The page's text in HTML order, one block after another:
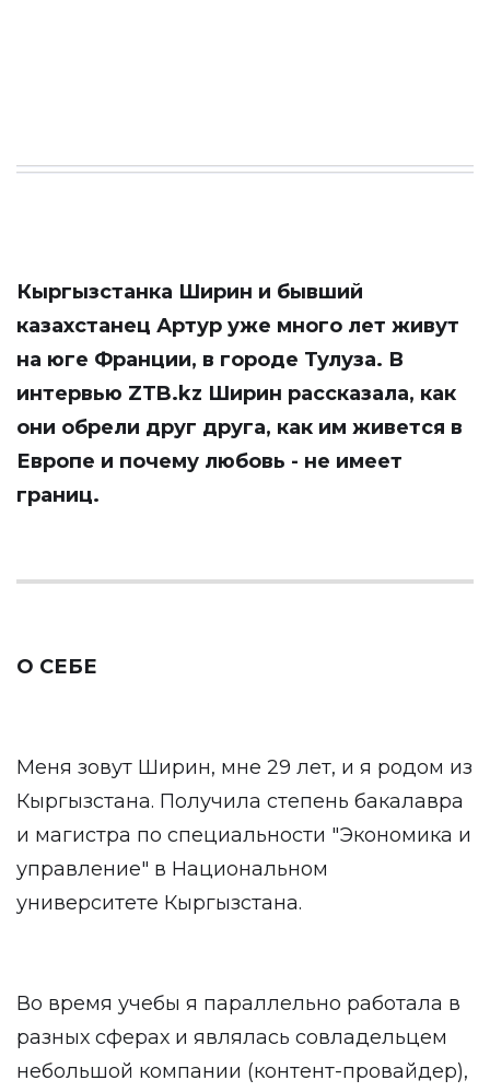
Кыргызстанка Ширин и бывший
казахстанец Артур уже много лет живут
на юге Франции, в городе Тулуза. В
интервью ZTB.kz Ширин рассказала, как
они обрели друг друга, как им живется в
Европе и почему любовь - не имеет
границ.
О СЕБЕ
Меня зовут Ширин, мне 29 лет, и я родом из
Кыргызстана. Получила степень бакалавра
и магистра по специальности "Экономика и
управление" в Национальном
университете Кыргызстана.
Во время учебы я параллельно работала в
разных сферах и являлась совладельцем
небольшой компании (контент-провайдер),